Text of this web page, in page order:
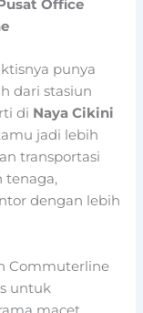
Office
punya
dari stasiun
di Naya Cikini
jadi lebih
transportasi
tenaga,
dengan lebih
Commuterline
untuk